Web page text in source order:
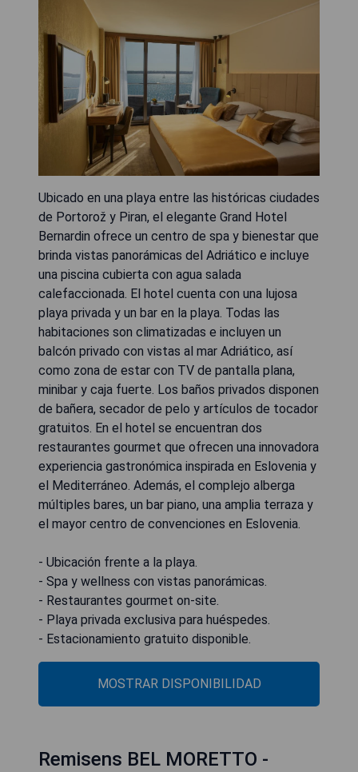
Ubicado en una playa entre las históricas ciudades
de Portorož y Piran, el elegante Grand Hotel
Bernardin ofrece un centro de spa y bienestar que
brinda vistas panorámicas del Adriático e incluye
una piscina cubierta con agua salada
calefaccionada. El hotel cuenta con una lujosa
playa privada y un bar en la playa. Todas las
habitaciones son climatizadas e incluyen un
balcón privado con vistas al mar Adriático, así
como zona de estar con TV de pantalla plana,
minibar y caja fuerte. Los baños privados disponen
de bañera, secador de pelo y artículos de tocador
gratuitos. En el hotel se encuentran dos
restaurantes gourmet que ofrecen una innovadora
experiencia gastronómica inspirada en Eslovenia y
el Mediterráneo. Además, el complejo alberga
múltiples bares, un bar piano, una amplia terraza y
el mayor centro de convenciones en Eslovenia.
- Ubicación frente a la playa.
- Spa y wellness con vistas panorámicas.
- Restaurantes gourmet on-site.
- Playa privada exclusiva para huéspedes.
- Estacionamiento gratuito disponible.
MOSTRAR DISPONIBILIDAD
Remisens BEL MORETTO -